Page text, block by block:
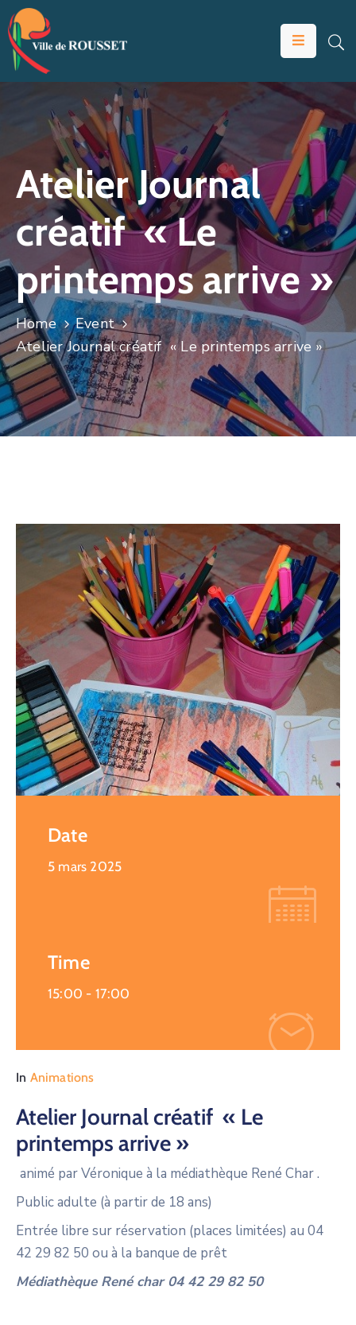
VOTRE
ROUSSET
ÉDUCATION
ET
JEUNESSE
SOLIDARITÉS
ÉCONOMIE
ANIMATION
CULTURE
SPORTS
Atelier Journal
créatif « Le
printemps arrive »
Home
Event
Atelier Journal créatif « Le printemps arrive »
Date
5 mars 2025
Time
15:00 - 17:00
In Animations
Atelier Journal créatif « Le
printemps arrive »
animé par Véronique à la médiathèque René Char .
Public adulte (à partir de 18 ans)
Entrée libre sur réservation (places limitées) au 04
42 29 82 50 ou à la banque de prêt
Médiathèque René char 04 42 29 82 50